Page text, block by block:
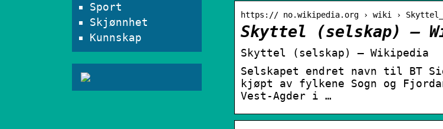
https:// no.wikipedia.org › wiki ›
Skyttel (selskap) –
Skyttel (selskap) – Wikipedia
Selskapet endret navn til BT
kjøpt av fylkene Sogn og
Vest-Agder i …
Sport
Skjønnhet
Kunnskap